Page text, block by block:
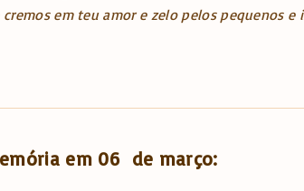
em teu amor e zelo pelos pequenos e
em 06 de março: